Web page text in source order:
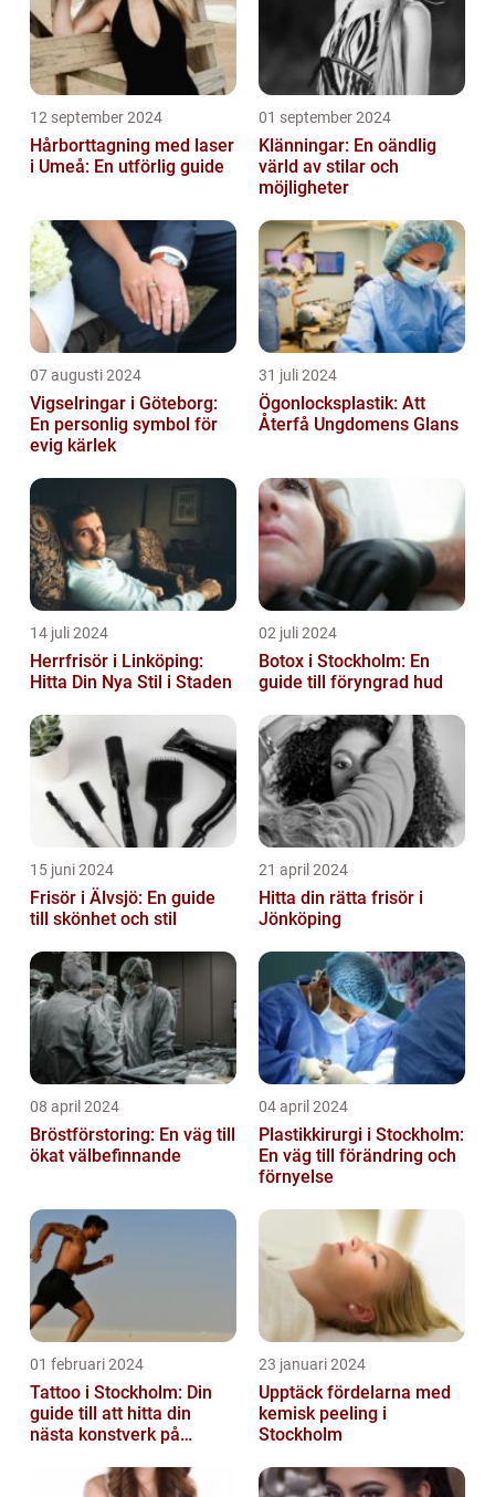
12 september 2024
Hårborttagning med laser
i Umeå: En utförlig guide
01 september 2024
Klänningar: En oändlig
värld av stilar och
möjligheter
07 augusti 2024
Vigselringar i Göteborg:
En personlig symbol för
evig kärlek
31 juli 2024
Ögonlocksplastik: Att
Återfå Ungdomens Glans
14 juli 2024
Herrfrisör i Linköping:
Hitta Din Nya Stil i Staden
02 juli 2024
Botox i Stockholm: En
guide till föryngrad hud
15 juni 2024
Frisör i Älvsjö: En guide
till skönhet och stil
21 april 2024
Hitta din rätta frisör i
Jönköping
08 april 2024
Bröstförstoring: En väg till
ökat välbefinnande
04 april 2024
Plastikkirurgi i Stockholm:
En väg till förändring och
förnyelse
01 februari 2024
Tattoo i Stockholm: Din
guide till att hitta din
nästa konstverk på
23 januari 2024
Upptäck fördelarna med
kemisk peeling i
Stockholm